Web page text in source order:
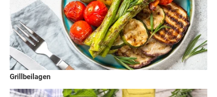
Grillbeilagen